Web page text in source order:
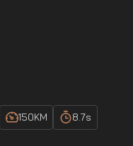
150KM 8.7s